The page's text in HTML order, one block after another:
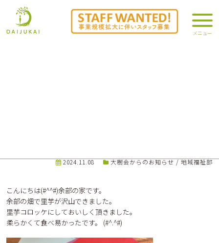
2024.11.08 大樹会からのお知らせ/地域福祉部
こんにちは(#^^#)余部の家です。
余部の畑で里芋が沢山できました。
里芋コロッケにしておいしく頂きました。
柔らかくて食べ易かったです。 (#^.^#)